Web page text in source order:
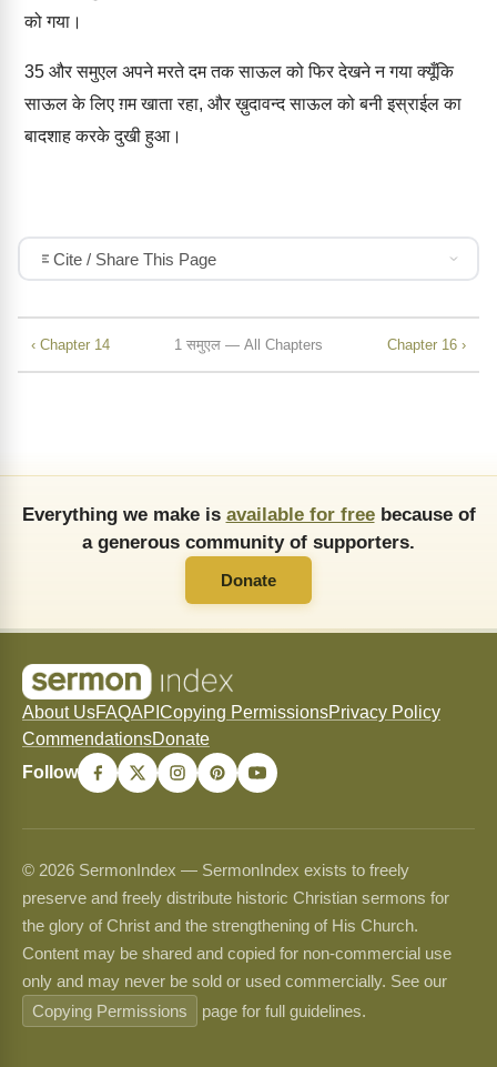
को गया।
35 और समुएल अपने मरते दम तक साऊल को फिर देखने न गया क्यूँकि
साऊल के लिए ग़म खाता रहा, और ख़ुदावन्द साऊल को बनी इस्राईल का
बादशाह करके दुखी हुआ।
Cite / Share This Page
‹ Chapter 14 1 समुएल — All Chapters Chapter 16 ›
Everything we make is available for freebecause of
a generous community of supporters.
Donate
About UsFAQAPI Copying PermissionsPrivacy Policy
CommendationsDonate
Follow
© 2026 SermonIndex — SermonIndex exists to freely
preserve and freely distribute historic Christian sermons for
the glory of Christ and the strengthening of His Church.
Content may be shared and copied for non-commercial use
only and may never be sold or used commercially. See our
Copying Permissions
page for full guidelines.